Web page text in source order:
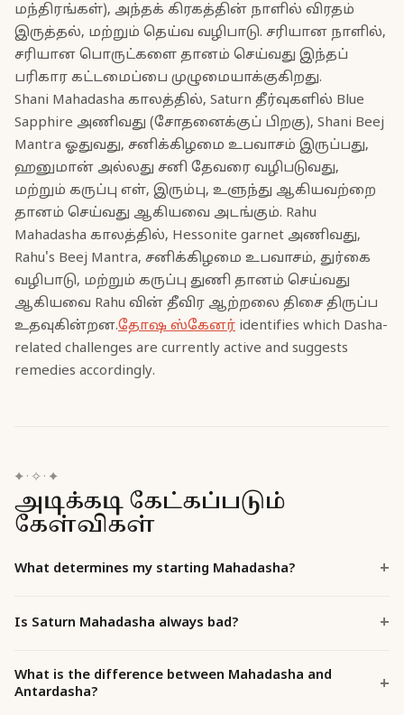
மந்திரங்கள்), அந்தக் கிரகத்தின் நாளில் விரதம்
இருத்தல், மற்றும் தெய்வ வழிபாடு. சரியான நாளில்,
சரியான பொருட்களை தானம் செய்வது இந்தப்
பரிகார கட்டமைப்பை முழுமையாக்குகிறது.
Shani Mahadasha காலத்தில், Saturn தீர்வுகளில் Blue
Sapphire அணிவது (சோதனைக்குப் பிறகு), Shani Beej
Mantra ஓதுவது, சனிக்கிழமை உபவாசம் இருப்பது,
ஹனுமான் அல்லது சனி தேவரை வழிபடுவது,
மற்றும் கருப்பு எள், இரும்பு, உளுந்து ஆகியவற்றை
தானம் செய்வது ஆகியவை அடங்கும். Rahu
Mahadasha காலத்தில், Hessonite garnet அணிவது,
Rahu's Beej Mantra, சனிக்கிழமை உபவாசம், துர்கை
வழிபாடு, மற்றும் கருப்பு துணி தானம் செய்வது
ஆகியவை Rahu வின் தீவிர ஆற்றலை திசை திருப்ப
உதவுகின்றன.தோஷ ஸ்கேனர் identifies which Dasha-
related challenges are currently active and suggests
remedies accordingly.
✦ · ✧ · ✦
அடிக்கடி கேட்கப்படும்
கேள்விகள்
What determines my starting Mahadasha?
Is Saturn Mahadasha always bad?
What is the difference between Mahadasha and
Antardasha?